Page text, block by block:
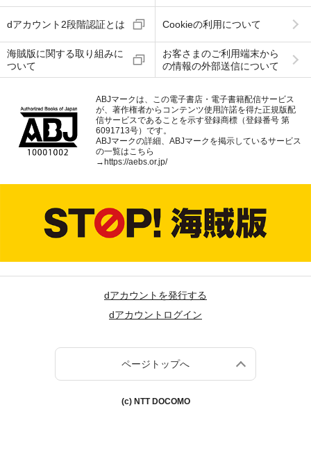
dアカウント2段階認証とは Cookieの利用について
海賊版に関する取り組みに
ついて
お客さまのご利用端末から
の情報の外部送信について
ABJマークは、この電子書店・電子書籍配信サービス
が、著作権者からコンテンツ使用許諾を得た正規版配
信サービスであることを示す登録商標（登録番号 第
6091713号）です。
ABJマークの詳細、ABJマークを掲示しているサービス
の一覧はこちら
→ https://aebs.or.jp/
dアカウントを発行する
dアカウントログイン
ページトップへ
(c) NTT DOCOMO